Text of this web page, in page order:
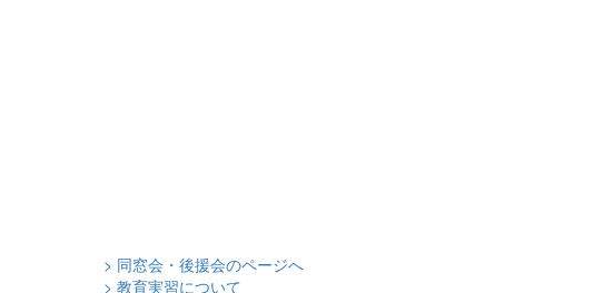
> 同窓会・後援会のページへ
> 教育実習について